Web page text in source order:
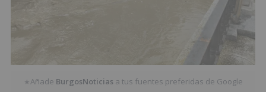
★Añade BurgosNoticias a tus fuentes preferidas de Google